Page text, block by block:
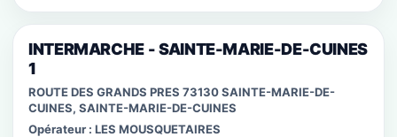
INTERMARCHE - SAINTE-MARIE-DE-CUINES
1
ROUTE DES GRANDS PRES 73130 SAINTE-MARIE-DE-
CUINES, SAINTE-MARIE-DE-CUINES
Opérateur : LES MOUSQUETAIRES